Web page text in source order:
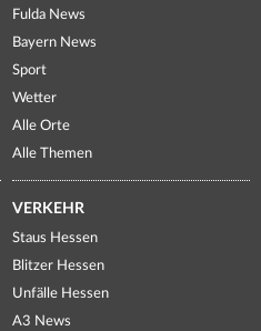
Fulda News
Bayern News
Sport
Wetter
Alle Orte
Alle Themen
VERKEHR
Staus Hessen
Blitzer Hessen
Unfälle Hessen
A3 News